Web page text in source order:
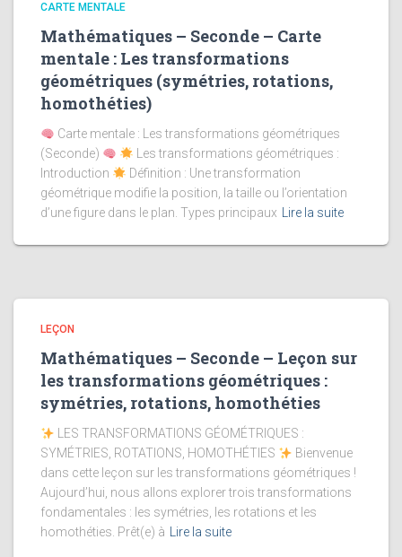
CARTE MENTALE
Mathématiques – Seconde – Carte
mentale : Les transformations
géométriques (symétries, rotations,
homothéties)
Carte mentale : Les transformations géométriques
(Seconde)
Les transformations géométriques :
Introduction
Définition : Une transformation
géométrique modifie la position, la taille ou l’orientation
d’une figure dans le plan. Types principaux Lire la suite
LEÇON
Mathématiques – Seconde – Leçon sur
les transformations géométriques :
symétries, rotations, homothéties
LES TRANSFORMATIONS GÉOMÉTRIQUES :
SYMÉTRIES, ROTATIONS, HOMOTHÉTIES
Bienvenue
dans cette leçon sur les transformations géométriques !
Aujourd’hui, nous allons explorer trois transformations
fondamentales : les symétries, les rotations et les
homothéties. Prêt(e) à Lire la suite